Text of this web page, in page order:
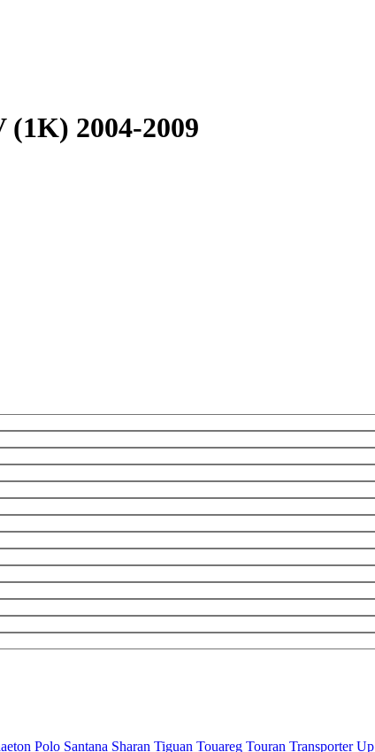
2004-2009
Polo Santana Sharan Tiguan Touareg Touran TransporterUp